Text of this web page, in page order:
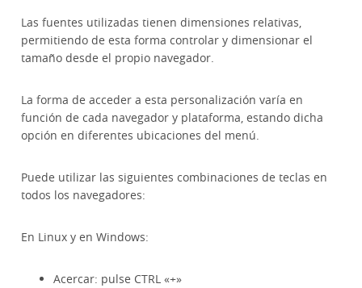
Las fuentes utilizadas tienen dimensiones relativas,
permitiendo de esta forma controlar y dimensionar el
tamaño desde el propio navegador.
La forma de acceder a esta personalización varía en
función de cada navegador y plataforma, estando dicha
opción en diferentes ubicaciones del menú.
Puede utilizar las siguientes combinaciones de teclas en
todos los navegadores:
En Linux y en Windows:
Acercar: pulse CTRL «+»